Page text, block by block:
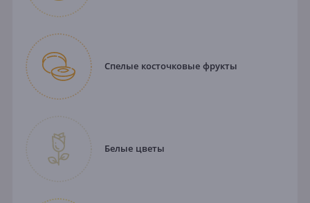
Спелые косточковые фрукты
Белые цветы